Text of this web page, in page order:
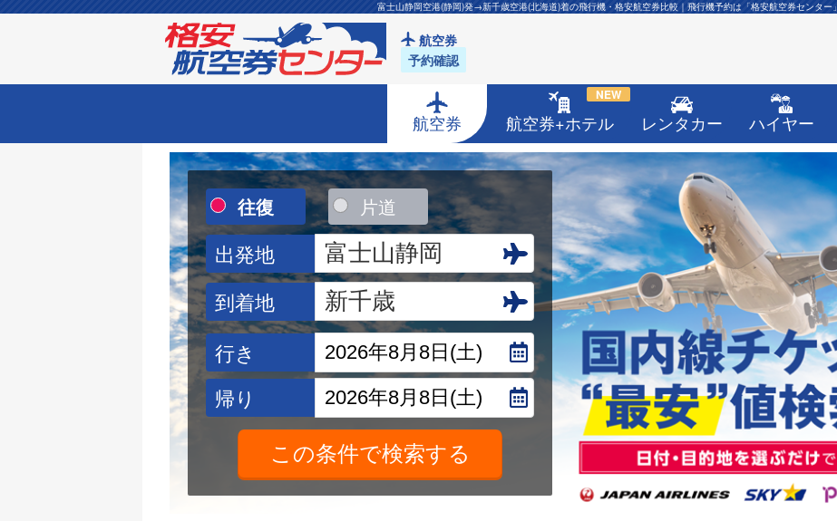
富士山静岡空港(静岡)発→新千歳空港(北海道)着の飛行機・格安航空券比較｜飛行機予約は「格安航空券センター」
航空券
予約確認
航空券 航空券+ホテル
NEW
レンタカー ハイヤー
往復 片道
出発地
到着地
行き
帰り